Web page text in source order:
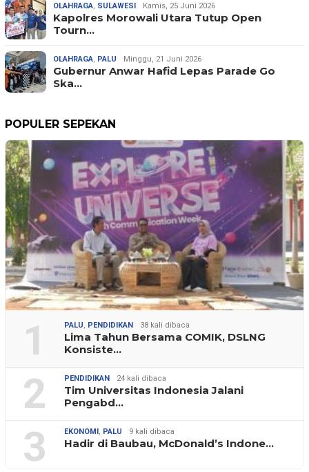
OLAHRAGA, SULAWESI Kamis, 25 Juni 2026
Kapolres Morowali Utara Tutup Open
Tourn…
OLAHRAGA, PALU Minggu, 21 Juni 2026
Gubernur Anwar Hafid Lepas Parade Go
Ska…
POPULER SEPEKAN
1 PALU, PENDIDIKAN 38 kali dibaca
Lima Tahun Bersama COMIK, DSLNG
Konsiste…
2 PENDIDIKAN 24 kali dibaca
Tim Universitas Indonesia Jalani
Pengabd…
3 EKONOMI, PALU 9 kali dibaca
Hadir di Baubau, McDonald’s Indone…